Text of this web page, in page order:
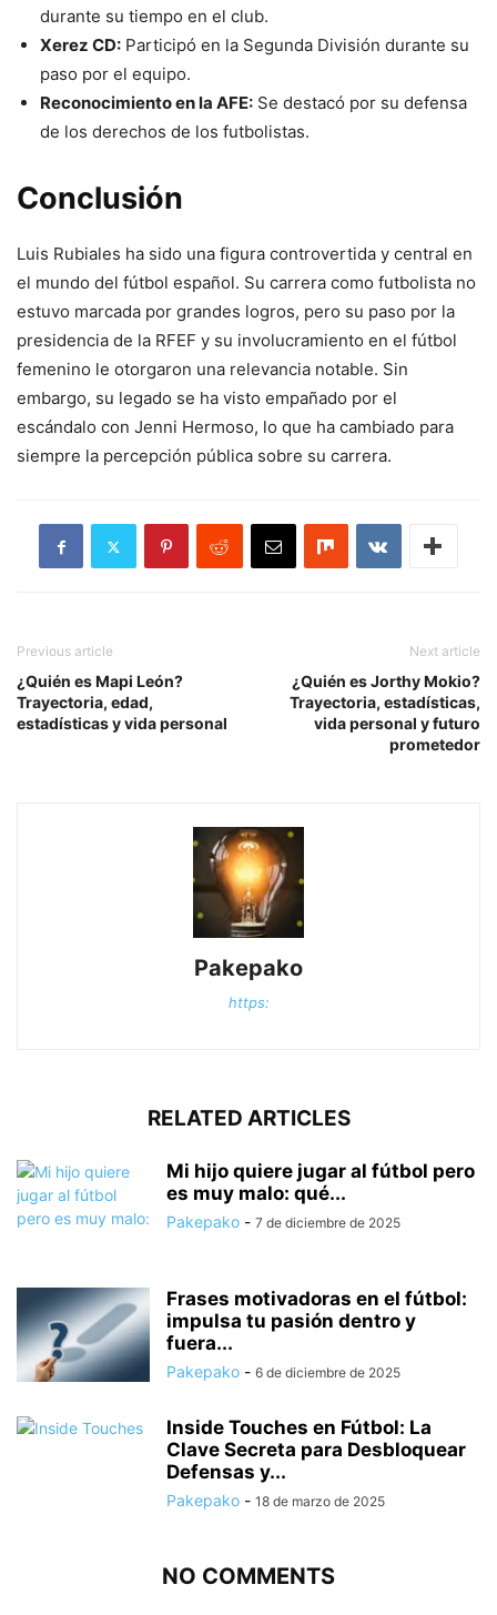
durante su tiempo en el club.
Xerez CD: Participó en la Segunda División durante su
paso por el equipo.
Reconocimiento en la AFE: Se destacó por su defensa
de los derechos de los futbolistas.
Conclusión
Luis Rubiales ha sido una figura controvertida y central en
el mundo del fútbol español. Su carrera como futbolista no
estuvo marcada por grandes logros, pero su paso por la
presidencia de la RFEF y su involucramiento en el fútbol
femenino le otorgaron una relevancia notable. Sin
embargo, su legado se ha visto empañado por el
escándalo con Jenni Hermoso, lo que ha cambiado para
siempre la percepción pública sobre su carrera.
Previous article
¿Quién es Mapi León?
Trayectoria, edad,
estadísticas y vida personal
Next article
¿Quién es Jorthy Mokio?
Trayectoria, estadísticas,
vida personal y futuro
prometedor
Pakepako
https:
RELATED ARTICLES
Mi hijo quiere jugar al fútbol pero
es muy malo: qué...
Pakepako - 7 de diciembre de 2025
Frases motivadoras en el fútbol:
impulsa tu pasión dentro y
fuera...
Pakepako - 6 de diciembre de 2025
Inside Touches en Fútbol: La
Clave Secreta para Desbloquear
Defensas y...
Pakepako - 18 de marzo de 2025
NO COMMENTS